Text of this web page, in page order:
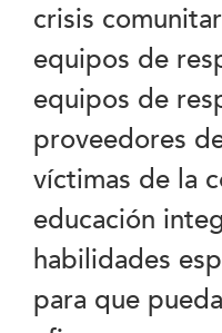
crisis
equipos de
equipos de
proveedores
víctimas de la
educación
habilidades
para que